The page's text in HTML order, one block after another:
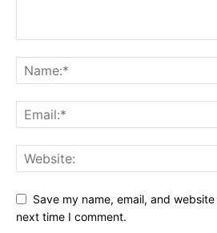
Save my name, email, and
next time I comment.